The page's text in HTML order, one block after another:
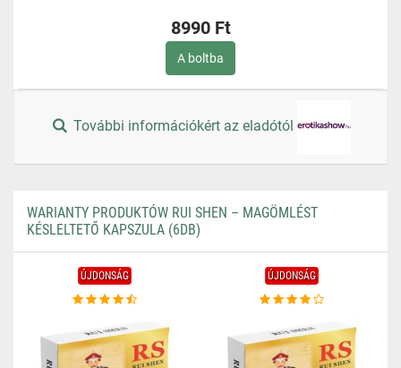
8990 Ft
A boltba
További információkért az eladótól
WARIANTY PRODUKTÓW RUI SHEN – MAGÖMLÉST
KÉSLELTETŐ KAPSZULA (6DB)
ÚJDONSÁG ÚJDONSÁG